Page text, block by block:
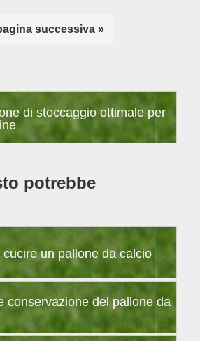
successiva »
di stoccaggio ottimale per
potrebbe
cucire un pallone da calcio
conservazione del pallone da